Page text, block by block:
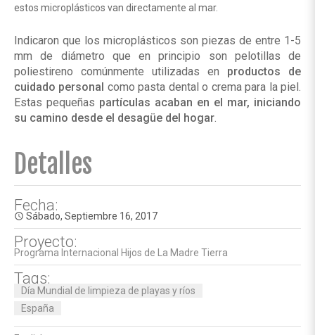
estos microplásticos van directamente al mar.
Indicaron que los microplásticos son piezas de entre 1-5
mm de diámetro que en principio son pelotillas de
poliestireno comúnmente utilizadas en productos de
cuidado personal como pasta dental o crema para la piel.
Estas pequeñas partículas acaban en el mar, iniciando
su camino desde el desagüe del hogar.
Detalles
Fecha:
access_time Sábado, Septiembre 16, 2017
Proyecto:
Programa Internacional Hijos de La Madre Tierra
Tags:
Día Mundial de limpieza de playas y ríos
España